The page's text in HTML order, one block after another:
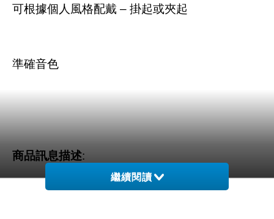
可根據個人風格配戴 – 掛起或夾起
準確音色
商品訊息描述:
繼續閱讀